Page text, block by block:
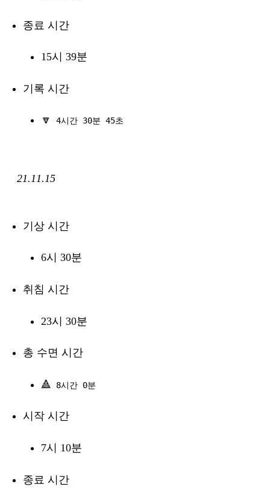
종료 시간
15시 39분
기록 시간
🔽 4시간 30분 45초
21.11.15
기상 시간
6시 30분
취침 시간
23시 30분
총 수면 시간
🔺 8시간 0분
시작 시간
7시 10분
종료 시간